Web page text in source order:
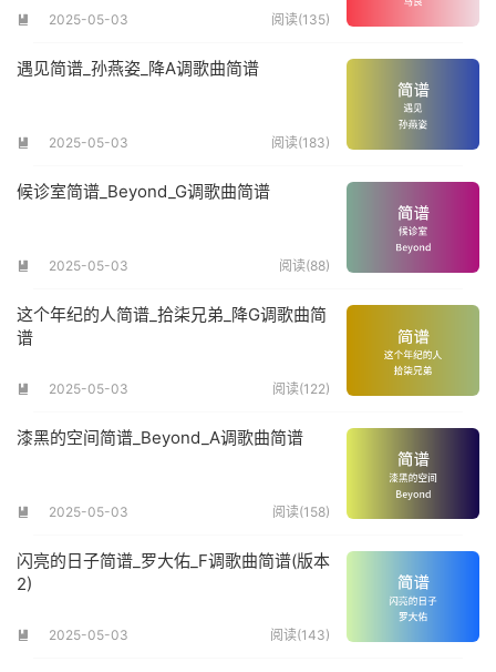
 2025-05-03 阅读(135)
遇见简谱_孙燕姿_降A调歌曲简谱
 2025-05-03 阅读(183)
候诊室简谱_Beyond_G调歌曲简谱
 2025-05-03 阅读(88)
这个年纪的人简谱_拾柒兄弟_降G调歌曲简
谱
 2025-05-03 阅读(122)
漆黑的空间简谱_Beyond_A调歌曲简谱
 2025-05-03 阅读(158)
闪亮的日子简谱_罗大佑_F调歌曲简谱(版本
2)
 2025-05-03 阅读(143)